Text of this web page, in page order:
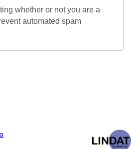
whether or not you are a
automated spam